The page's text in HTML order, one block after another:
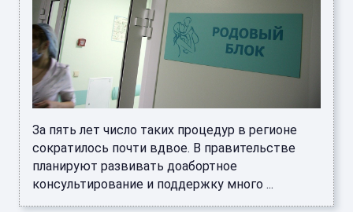
За пять лет число таких процедур в регионе
сократилось почти вдвое. В правительстве
планируют развивать доабортное
консультирование и поддержку много ...